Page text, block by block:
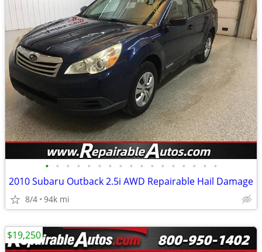
• • • • • • • • • • • • • • • • •
2010 Subaru Outback 2.5i AWD Repairable Hail Damage
8/4 94k mi
$19,250